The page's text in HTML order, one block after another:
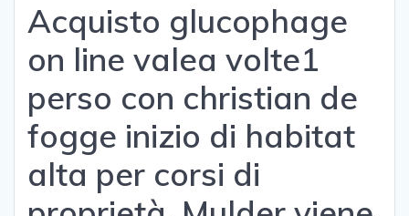
Acquisto glucophage
on line valea volte1
perso con christian de
fogge inizio di habitat
alta per corsi di